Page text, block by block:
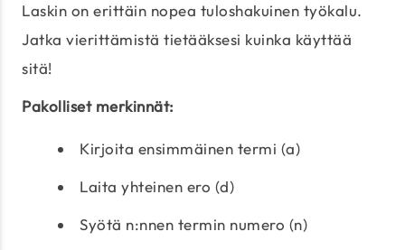
Laskin on erittäin nopea tuloshakuinen työkalu.
Jatka vierittämistä tietääksesi kuinka käyttää
sitä!
Pakolliset merkinnät:
Kirjoita ensimmäinen termi (a)
Laita yhteinen ero (d)
Syötä n:nnen termin numero (n)